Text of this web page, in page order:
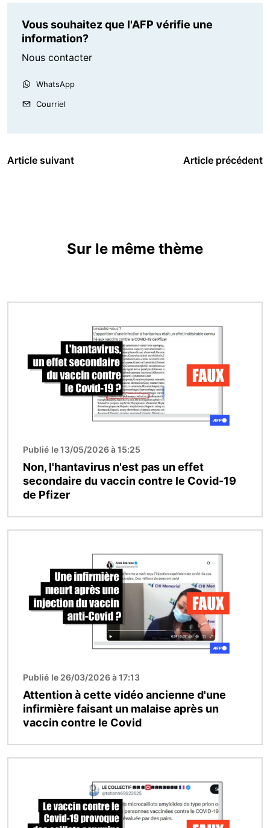
Vous souhaitez que l'AFP vérifie une
information?
Nous contacter
WhatsApp
Courriel
Article suivant Article précédent
Sur le même thème
Publié le 13/05/2026 à 15:25
Non, l'hantavirus n'est pas un effet
secondaire du vaccin contre le Covid-19
de Pfizer
Publié le 26/03/2026 à 17:13
Attention à cette vidéo ancienne d'une
infirmière faisant un malaise après un
vaccin contre le Covid